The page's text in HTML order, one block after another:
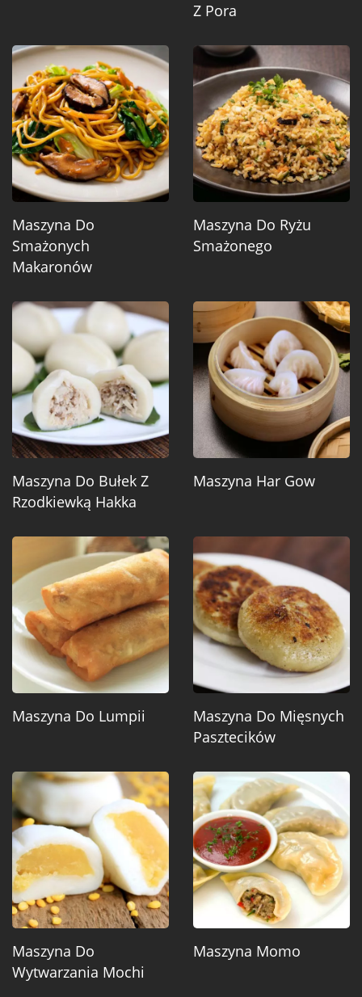
Z Pora
Maszyna Do
Smażonych
Makaronów
Maszyna Do Ryżu
Smażonego
Maszyna Do Bułek Z
Rzodkiewką Hakka
Maszyna Har Gow
Maszyna Do Lumpii
Maszyna Do Mięsnych
Pasztecików
Maszyna Do
Wytwarzania Mochi
Maszyna Momo